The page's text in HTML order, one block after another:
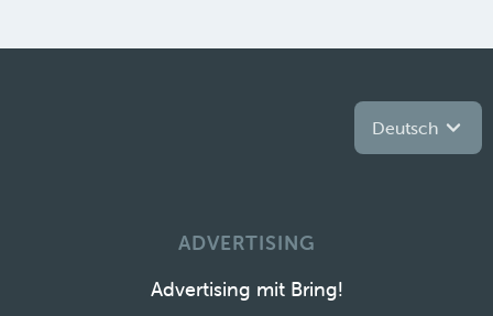
Deutsch
ADVERTISING
Advertising mit Bring!